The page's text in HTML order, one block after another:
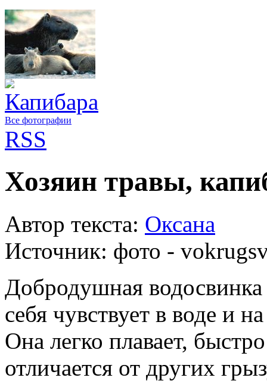
Все фотографии
RSS
Хозяин травы,
Автор текста: Оксана
Источник: фото -
Добродушная
себя чувствует в воде и
Она легко плавает,
отличается от других